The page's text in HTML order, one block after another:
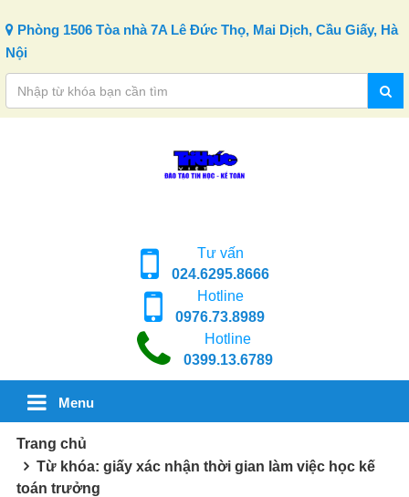
Phòng 1506 Tòa nhà 7A Lê Đức Thọ, Mai Dịch, Cầu Giấy, Hà
Nội
Tư vấn
024.6295.8666
Hotline
0976.73.8989
Hotline
0399.13.6789
Menu
Trang chủ
Từ khóa: giấy xác nhận thời gian làm việc học kế
toán trưởng